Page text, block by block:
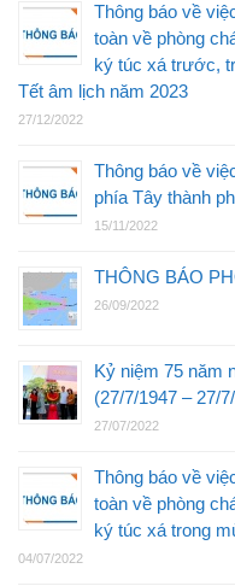
Thông báo về
toàn về phòng
ký túc xá trước,
Tết âm lịch năm 2023
27/12/2022
Thông báo về
phía Tây thành
15/11/2022
THÔNG BÁO
26/09/2022
Kỷ niệm 75 năm
(27/7/1947 – 27/
27/07/2022
Thông báo về
toàn về phòng
ký túc xá trong
04/07/2022